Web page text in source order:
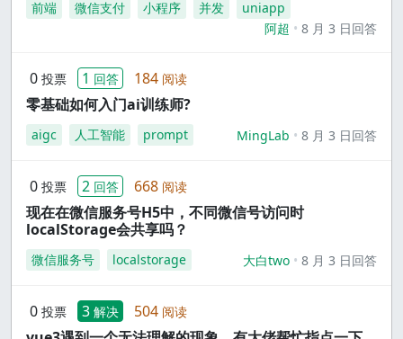
前端 微信支付 小程序 并发
uniapp
阿超
8 月 3 日回答
0 投票 1 回答 184 阅读
零基础如何入门ai训练师?
aigc 人工智能 prompt MingLab 8 月 3 日回答
0 投票 2 回答 668 阅读
现在在微信服务号H5中，不同微信号访问时
localStorage会共享吗？
微信服务号 localstorage 大白two 8 月 3 日回答
0 投票 3 解决 504 阅读